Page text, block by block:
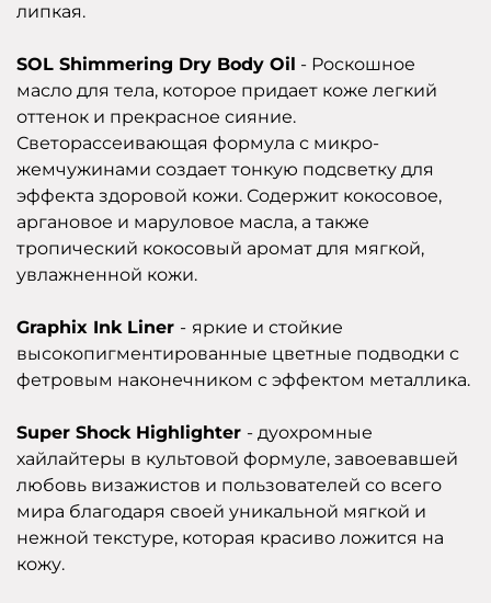
липкая.
SOL Shimmering Dry Body Oil - Роскошное
масло для тела, которое придает коже легкий
оттенок и прекрасное сияние.
Светорассеивающая формула с микро-
жемчужинами создает тонкую подсветку для
эффекта здоровой кожи. Содержит кокосовое,
аргановое и маруловое масла, а также
тропический кокосовый аромат для мягкой,
увлажненной кожи.
Graphix Ink Liner - яркие и стойкие
высокопигментированные цветные подводки с
фетровым наконечником с эффектом металлика.
Super Shock Highlighter - дуохромные
хайлайтеры в культовой формуле, завоевавшей
любовь визажистов и пользователей со всего
мира благодаря своей уникальной мягкой и
нежной текстуре, которая красиво ложится на
кожу.